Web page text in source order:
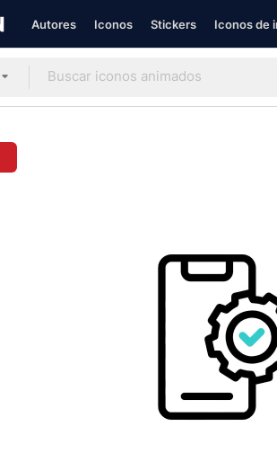
Autores Iconos Stickers Iconos de